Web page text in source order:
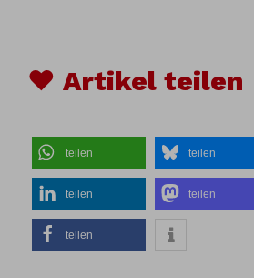
♥ Artikel teilen
teilen teilen
teilen teilen
teilen